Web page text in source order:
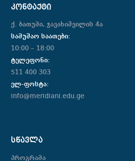
ᲙᲝᲜᲢᲐᲥᲢᲘ
ქ. ბათუმი, ჯავახიშვილის 4ა
სამუშაო საათები:
10:00 – 18:00
ტელეფონი:
511 400 303
ელ-ფოსტა:
info@meridiani.edu.ge
ᲡᲬᲐᲕᲚᲐ
პროგრამა